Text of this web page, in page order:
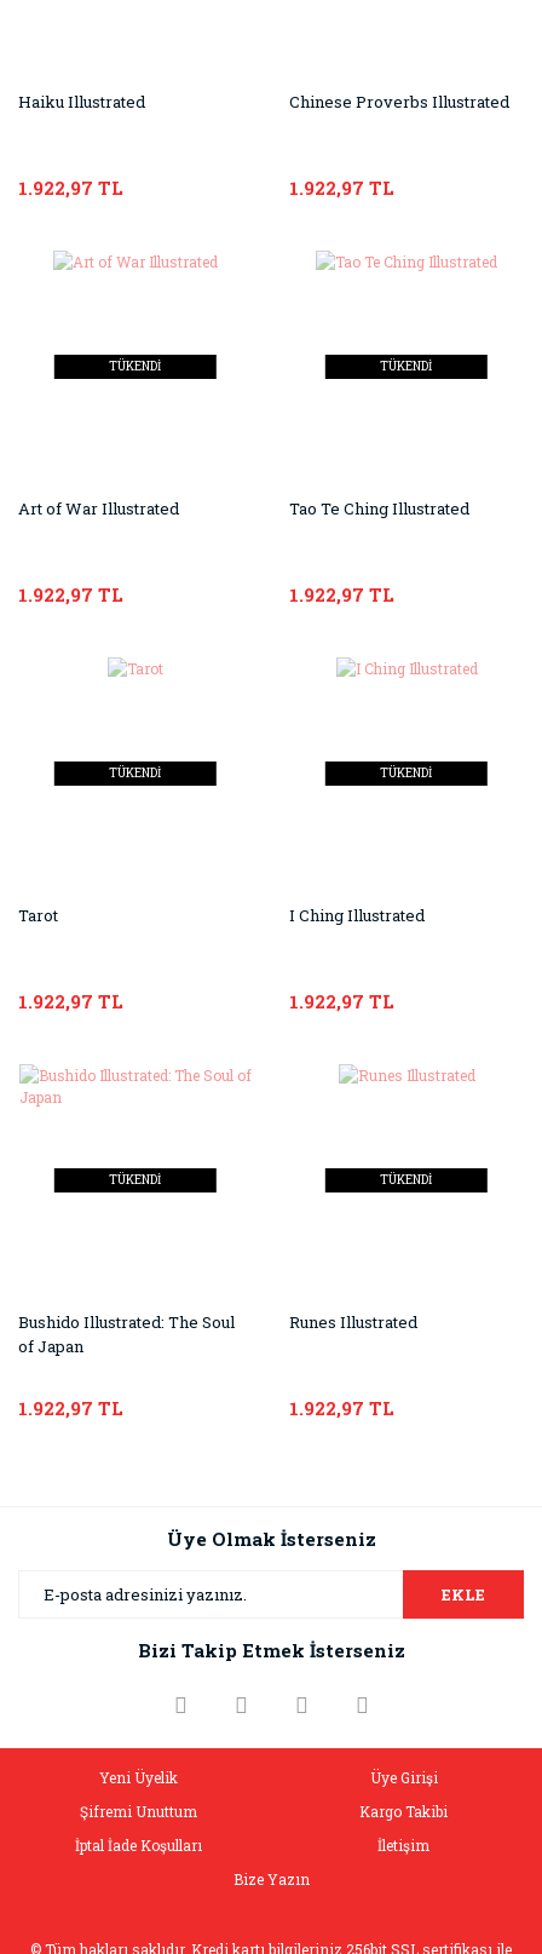
Haiku Illustrated
1.922,97 TL
Chinese Proverbs Illustrated
1.922,97 TL
TÜKENDİ
Art of War Illustrated
1.922,97 TL
TÜKENDİ
Tao Te Ching Illustrated
1.922,97 TL
TÜKENDİ
Tarot
1.922,97 TL
TÜKENDİ
I Ching Illustrated
1.922,97 TL
TÜKENDİ
Bushido Illustrated: The Soul
of Japan
1.922,97 TL
TÜKENDİ
Runes Illustrated
1.922,97 TL
Üye Olmak İsterseniz
EKLE
Bizi Takip Etmek İsterseniz
Yeni Üyelik
Üye Girişi
Şifremi Unuttum
Kargo Takibi
İptal İade Koşulları
İletişim
Bize Yazın
© Tüm hakları saklıdır. Kredi kartı bilgileriniz 256bit SSL sertifikası ile